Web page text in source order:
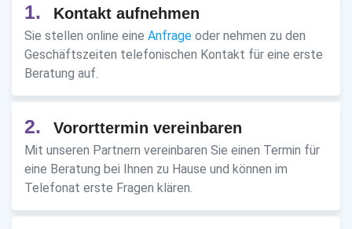
1. Kontakt aufnehmen
Sie stellen online eine Anfrage oder nehmen zu den
Geschäftszeiten telefonischen Kontakt für eine erste
Beratung auf.
2. Vororttermin vereinbaren
Mit unseren Partnern vereinbaren Sie einen Termin für
eine Beratung bei Ihnen zu Hause und können im
Telefonat erste Fragen klären.